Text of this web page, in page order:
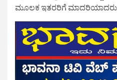
ಮೂಲಕ ಇತರರಿಗೆ